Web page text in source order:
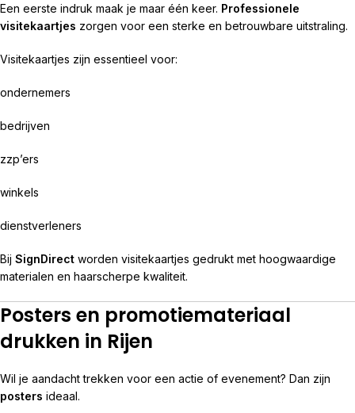
Een eerste indruk maak je maar één keer. Professionele
visitekaartjes zorgen voor een sterke en betrouwbare uitstraling.
Visitekaartjes zijn essentieel voor:
ondernemers
bedrijven
zzp’ers
winkels
dienstverleners
Bij SignDirect worden visitekaartjes gedrukt met hoogwaardige
materialen en haarscherpe kwaliteit.
Posters en promotiemateriaal
drukken in Rijen
Wil je aandacht trekken voor een actie of evenement? Dan zijn
posters ideaal.